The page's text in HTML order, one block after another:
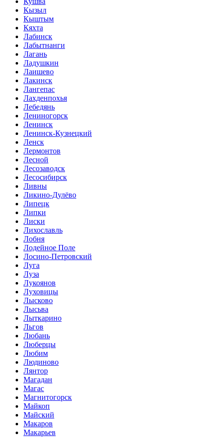
Кызыл
Кыштым
Кяхта
Лабинск
Лабытнанги
Лагань
Ладушкин
Лаишево
Лакинск
Лангепас
Лахденпохья
Лебедянь
Лениногорск
Ленинск
Ленинск-Кузнецкий
Ленск
Лермонтов
Лесной
Лесозаводск
Лесосибирск
Ливны
Ликино-Дулёво
Липецк
Липки
Лиски
Лихославль
Лобня
Лодейное Поле
Лосино-Петровский
Луга
Луза
Лукоянов
Луховицы
Лысково
Лысьва
Лыткарино
Льгов
Любань
Люберцы
Любим
Людиново
Лянтор
Магадан
Магас
Магнитогорск
Майкоп
Майский
Макаров
Макарьев